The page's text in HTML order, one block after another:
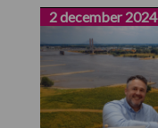
2 december 2024